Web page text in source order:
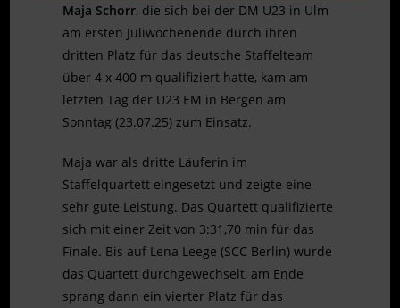
Maja Schorr, die sich bei der DM U23 in Ulm
am ersten Juliwochenende durch ihren
dritten Platz für das deutsche Staffelteam
über 4 x 400 m qualifiziert hatte, kam am
letzten Tag der U23 EM in Bergen am
Sonntag (23.07.25) zum Einsatz.
Maja war als dritte Läuferin im
Staffelquartett eingesetzt und zeigte eine
sehr gute Leistung. Das Quartett qualifizierte
sich mit einer Zeit von 3:31,70 min für das
Finale. Bis auf Lena Leege (SCC Berlin) wurde
das Quartett durchgewechselt, am Ende
sprang dann ein vierter Platz für das